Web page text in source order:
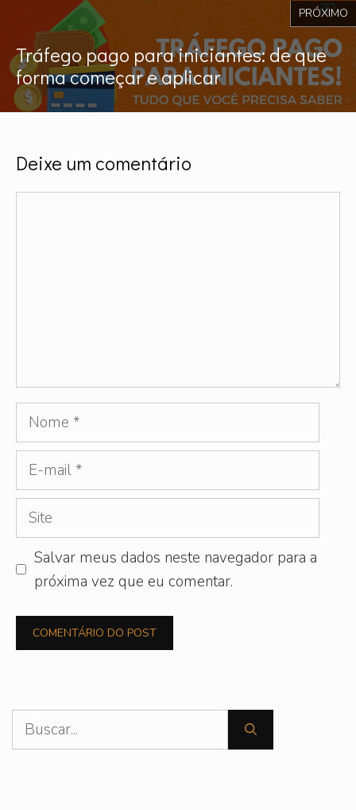
PRÓXIMO
Tráfego pago para iniciantes: de que
forma começar e aplicar
Deixe um comentário
Nome
E-
mail
Site
Salvar meus dados neste navegador para a
próxima vez que eu comentar.
Pesquisar